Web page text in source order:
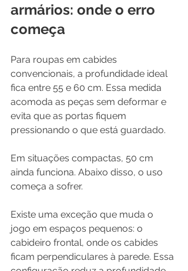
armários: onde o erro
começa
Para roupas em cabides
convencionais, a profundidade ideal
fica entre 55 e 60 cm. Essa medida
acomoda as peças sem deformar e
evita que as portas fiquem
pressionando o que está guardado.
Em situações compactas, 50 cm
ainda funciona. Abaixo disso, o uso
começa a sofrer.
Existe uma exceção que muda o
jogo em espaços pequenos: o
cabideiro frontal, onde os cabides
ficam perpendiculares à parede. Essa